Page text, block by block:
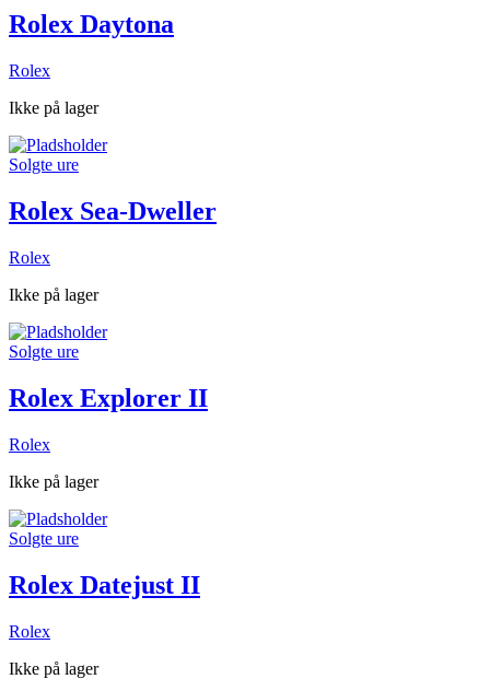
Rolex Daytona
Rolex
Ikke på lager
Solgte ure
Rolex Sea-Dweller
Rolex
Ikke på lager
Solgte ure
Rolex Explorer II
Rolex
Ikke på lager
Solgte ure
Rolex Datejust II
Rolex
Ikke på lager